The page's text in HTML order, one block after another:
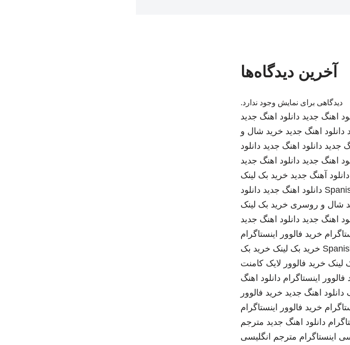
آخرین دیدگاه‌ها
دیدگاهی برای نمایش وجود ندارد.
اهنگ جدید دانلود اهنگ جدید
دانلود اهنگ جدید خرید شال و
جدید دانلود اهنگ جدید دانلود
اهنگ جدید دانلود اهنگ جدید
دانلود آهنگ جدید خرید بک لینک
دانلود اهنگ جدید دانلود
شال و روسری خرید بک لینک
اهنگ جدید دانلود اهنگ جدید
خرید فالوور اینستاگرام
خرید بک لینک خرید بک
لینک خرید فالوور لایک کامنت
فالوور اینستاگرام دانلود اهنگ
دانلود اهنگ جدید خرید فالوور
خرید فالوور اینستاگرام
دانلود اهنگ جدید مترجم
اینستاگرام مترجم انگلیسی